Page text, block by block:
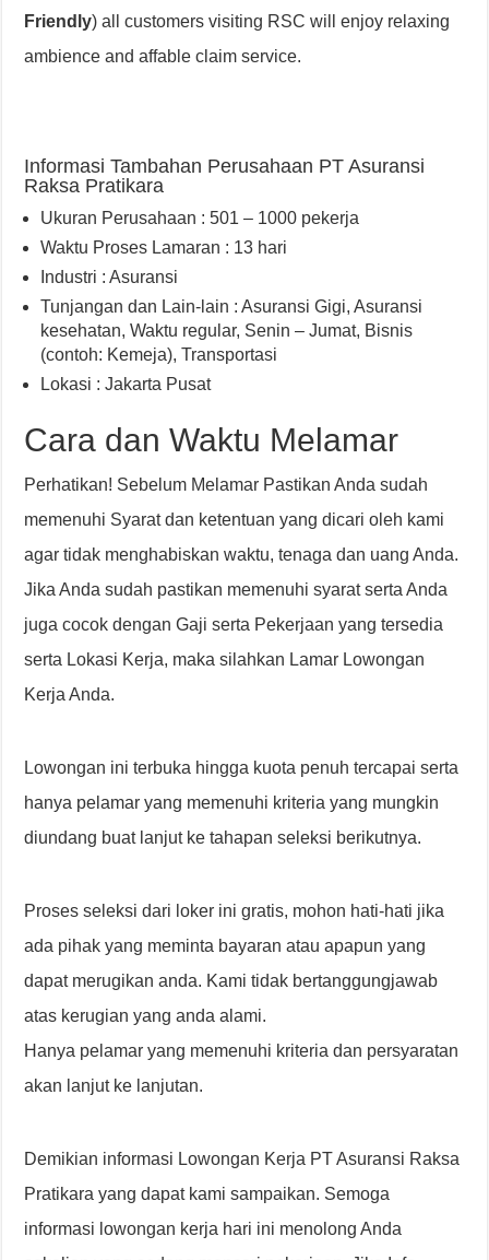
Friendly) all customers visiting RSC will enjoy relaxing
ambience and affable claim service.
Informasi Tambahan Perusahaan PT Asuransi
Raksa Pratikara
Ukuran Perusahaan : 501 – 1000 pekerja
Waktu Proses Lamaran : 13 hari
Industri : Asuransi
Tunjangan dan Lain-lain : Asuransi Gigi,Asuransi
kesehatan,Waktu regular, Senin – Jumat, Bisnis
(contoh: Kemeja),Transportasi
Lokasi : Jakarta Pusat
Cara dan Waktu Melamar
Perhatikan! Sebelum Melamar Pastikan Anda sudah
memenuhi Syarat dan ketentuan yang dicari oleh kami
agar tidak menghabiskan waktu, tenaga dan uang Anda.
Jika Anda sudah pastikan memenuhi syarat serta Anda
juga cocok dengan Gaji serta Pekerjaan yang tersedia
serta Lokasi Kerja, maka silahkan Lamar Lowongan
Kerja Anda.
Lowongan ini terbuka hingga kuota penuh tercapai serta
hanya pelamar yang memenuhi kriteria yang mungkin
diundang buat lanjut ke tahapan seleksi berikutnya.
Proses seleksi dari loker ini gratis, mohon hati-hati jika
ada pihak yang meminta bayaran atau apapun yang
dapat merugikan anda. Kami tidak bertanggungjawab
atas kerugian yang anda alami.
Hanya pelamar yang memenuhi kriteria dan persyaratan
akan lanjut ke lanjutan.
Demikian informasi Lowongan Kerja PT Asuransi Raksa
Pratikara yang dapat kami sampaikan. Semoga
informasi lowongan kerja hari ini menolong Anda